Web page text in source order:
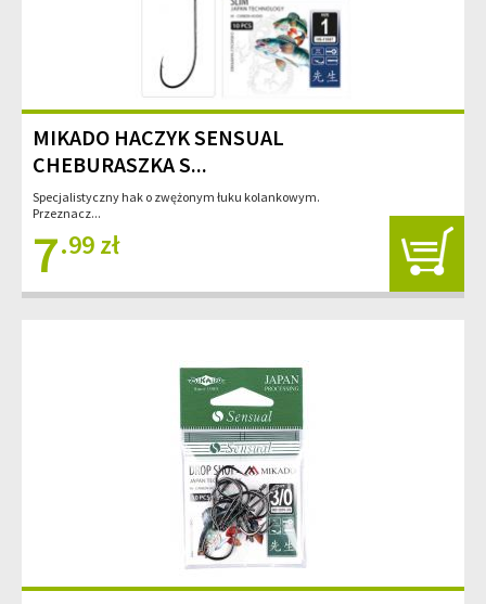
MIKADO HACZYK SENSUAL
CHEBURASZKA S...
Specjalistyczny hak o zwężonym łuku kolankowym.
Przeznacz...
7.99 zł